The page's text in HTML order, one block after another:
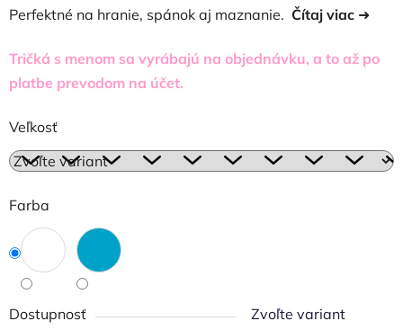
Perfektné na hranie, spánok aj maznanie. Čítaj viac ➜
Tričká s menom sa vyrábajú na objednávku, a to až po
platbe prevodom na účet.
Veľkosť
Farba
Dostupnosť
Zvoľte variant